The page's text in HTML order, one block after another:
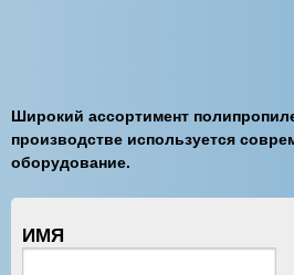
Широкий ассортимент
производстве используется
оборудование.
ИМЯ